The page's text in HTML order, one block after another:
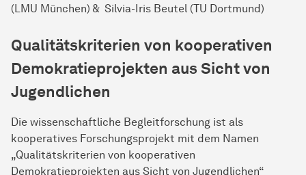
(LMU München) & Silvia-Iris Beutel (TU Dortmund)
Qualitätskriterien von kooperativen
Demokratieprojekten aus Sicht von
Jugendlichen
Die wissenschaftliche Begleitforschung ist als
kooperatives Forschungsprojekt mit dem Namen
„Qualitätskriterien von kooperativen
Demokratieprojekten aus Sicht von Jugendlichen“